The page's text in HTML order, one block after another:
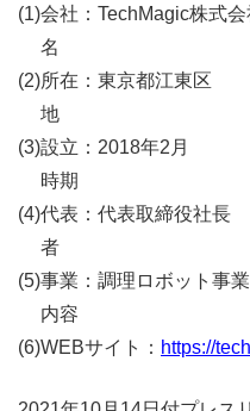
(1)会社
名
： TechMagic株式会
(2)所在
地
： 東京都江東区
(3)設立
時期
： 2018年2月
(4)代表
者
： 代表取締役社長
(5)事業
内容
： 調理ロボット事
(6)WEBサイト： https://